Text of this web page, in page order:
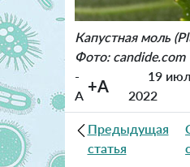
Капустная моль
Фото: candide.com
-
A +A
19
2022
Предыдущая
статья